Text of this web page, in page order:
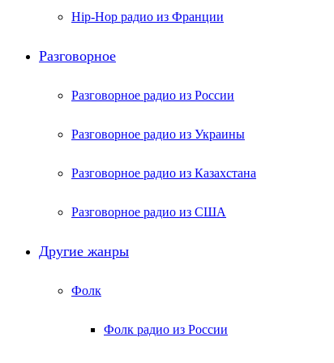
Hip-Hop радио из Франции
Разговорное
Разговорное радио из России
Разговорное радио из Украины
Разговорное радио из Казахстана
Разговорное радио из США
Другие жанры
Фолк
Фолк радио из России